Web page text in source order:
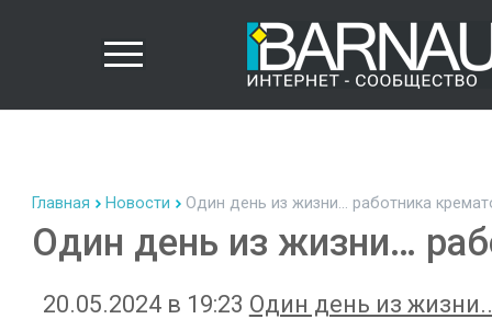
Главная Новости Один день из жизни… работника
Один день из жизни…
20.05.2024 в 19:23 Один день из